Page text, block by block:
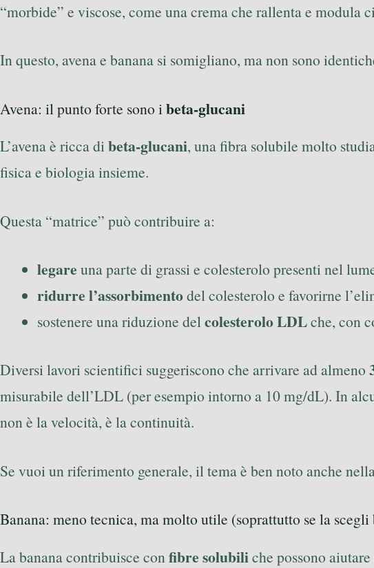
“morbide” e viscose, come una crema che rallenta e modula
In questo, avena e banana si somigliano, ma non sono
Avena: il punto forte sono i beta-glucani
L’avena è ricca dibeta-glucani, una fibra solubile molto
fisica e biologia insieme.
Questa “matrice” può contribuire a:
legare una parte di grassi e colesterolo presenti nel
ridurre l’assorbimentodel colesterolo e favorirne
sostenere una riduzione delcolesterolo LDLche, con
Diversi lavori scientifici suggeriscono che arrivare ad almeno
misurabile dell’LDL (per esempio intorno a 10 mg/dL). In
non è la velocità, è la continuità.
Se vuoi un riferimento generale, il tema è ben noto anche
Banana: meno tecnica, ma molto utile (soprattutto se la scegli
La banana contribuisce con fibre solubiliche possono